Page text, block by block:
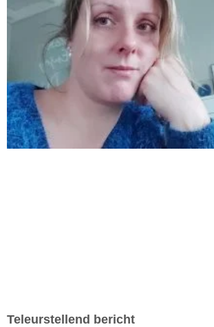
Teleurstellend bericht